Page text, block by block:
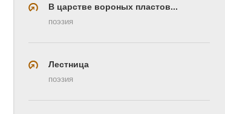
В царстве вороных пластов...
поэзия
Лестница
поэзия